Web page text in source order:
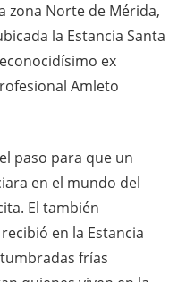
zona Norte de Mérida,
la Estancia Santa
ex
Amleto
paso para que un
en el mundo del
El también
en la Estancia
frías